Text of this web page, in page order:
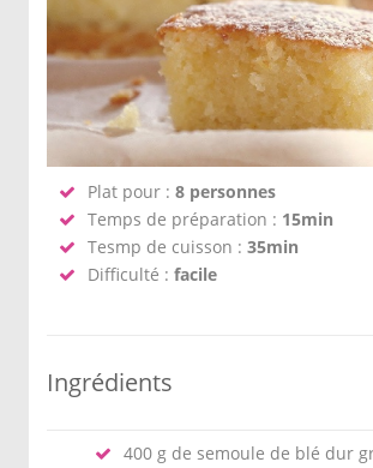
Plat pour : 8 personnes
Temps de préparation : 15min
Tesmp de cuisson : 35min
Difficulté : facile
Ingrédients
400 g de semoule de blé dur